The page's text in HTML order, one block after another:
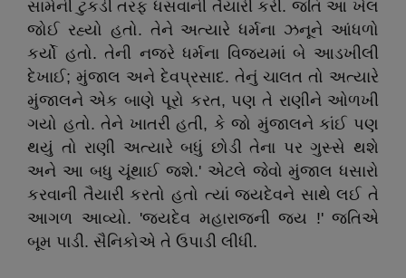
સામેની ટુકડી તરફ ધસવાની તૈયારી કરી. જતિ આ ખેલ
જોઈ રહ્યો હતો. તેને અત્યારે ધર્મના ઝનૂને આંધળો
કર્યો હતો. તેની નજરે ધર્મના વિજયમાં બે આડખીલી
દેખાઈ; મુંજાલ અને દેવપ્રસાદ. તેનું ચાલત તો અત્યારે
મુંજાલને એક બાણે પૂરો કરત, પણ તે રાણીને ઓળખી
ગયો હતો. તેને ખાતરી હતી, કે જો મુંજાલને કાંઈ પણ
થયું તો રાણી અત્યારે બધું છોડી તેના પર ગુસ્સે થશે
અને આ બધુ ચૂંથાઈ જશે.' એટલે જેવો મુંજાલ ધસારો
કરવાની તૈયારી કરતો હતો ત્યાં જયદેવને સાથે લઈ તે
આગળ આવ્યો. 'જયદેવ મહારાજની જય !' જતિએ
બૂમ પાડી. સૈનિકોએ તે ઉપાડી લીધી.